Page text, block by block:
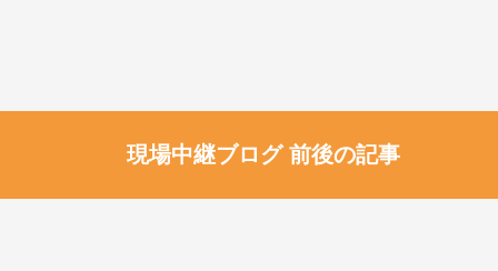
現場中継ブログ 前後の記事